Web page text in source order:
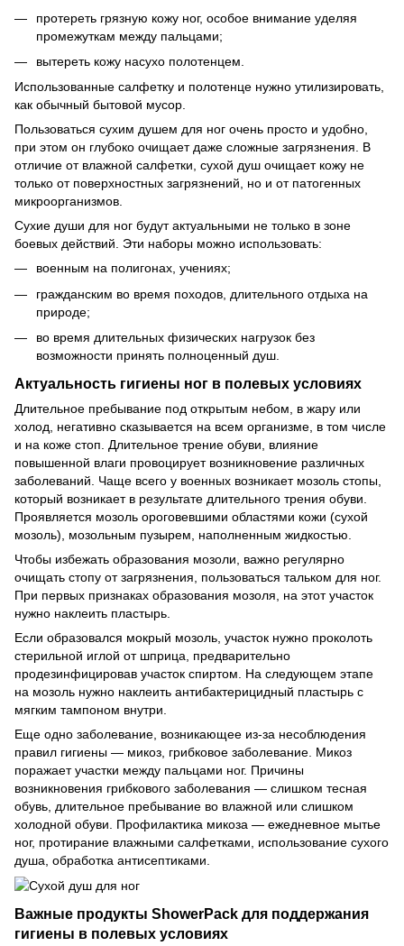
протереть грязную кожу ног, особое внимание уделяя
промежуткам между пальцами;
вытереть кожу насухо полотенцем.
Использованные салфетку и полотенце нужно утилизировать,
как обычный бытовой мусор.
Пользоваться сухим душем для ног очень просто и удобно,
при этом он глубоко очищает даже сложные загрязнения. В
отличие от влажной салфетки, сухой душ очищает кожу не
только от поверхностных загрязнений, но и от патогенных
микроорганизмов.
Сухие души для ног будут актуальными не только в зоне
боевых действий. Эти наборы можно использовать:
военным на полигонах, учениях;
гражданским во время походов, длительного отдыха на
природе;
во время длительных физических нагрузок без
возможности принять полноценный душ.
Актуальность гигиены ног в полевых условиях
Длительное пребывание под открытым небом, в жару или
холод, негативно сказывается на всем организме, в том числе
и на коже стоп. Длительное трение обуви, влияние
повышенной влаги провоцирует возникновение различных
заболеваний. Чаще всего у военных возникает мозоль стопы,
который возникает в результате длительного трения обуви.
Проявляется мозоль ороговевшими областями кожи (сухой
мозоль), мозольным пузырем, наполненным жидкостью.
Чтобы избежать образования мозоли, важно регулярно
очищать стопу от загрязнения, пользоваться тальком для ног.
При первых признаках образования мозоля, на этот участок
нужно наклеить пластырь.
Если образовался мокрый мозоль, участок нужно проколоть
стерильной иглой от шприца, предварительно
продезинфицировав участок спиртом. На следующем этапе
на мозоль нужно наклеить антибактерицидный пластырь с
мягким тампоном внутри.
Еще одно заболевание, возникающее из-за несоблюдения
правил гигиены — микоз, грибковое заболевание. Микоз
поражает участки между пальцами ног. Причины
возникновения грибкового заболевания — слишком тесная
обувь, длительное пребывание во влажной или слишком
холодной обуви. Профилактика микоза — ежедневное мытье
ног, протирание влажными салфетками, использование сухого
душа, обработка антисептиками.
Важные продукты ShowerPack для поддержания
гигиены в полевых условиях